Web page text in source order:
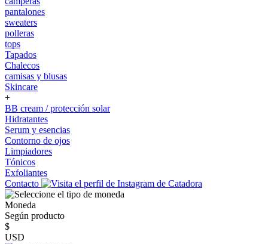
pantalones
sweaters
polleras
tops
Tapados
Chalecos
camisas y blusas
Skincare
+
BB cream / protección solar
Hidratantes
Serum y esencias
Contorno de ojos
Limpiadores
Tónicos
Exfoliantes
Contacto
Moneda
Según producto
$
USD